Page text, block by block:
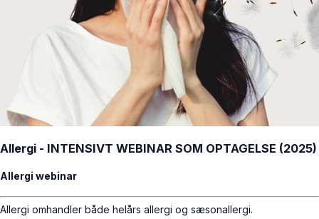
Allergi - INTENSIVT WEBINAR SOM OPTAGELSE (2025)
Allergi webinar
Allergi omhandler både helårs allergi og sæsonallergi.